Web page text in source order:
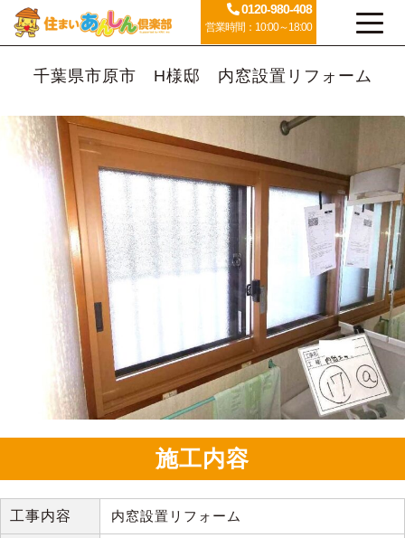
0120-980-408
営業時間：10:00～18:00
千葉県市原市 H様邸 内窓設置リフォーム
施工内容
工事内容
内窓設置リフォーム